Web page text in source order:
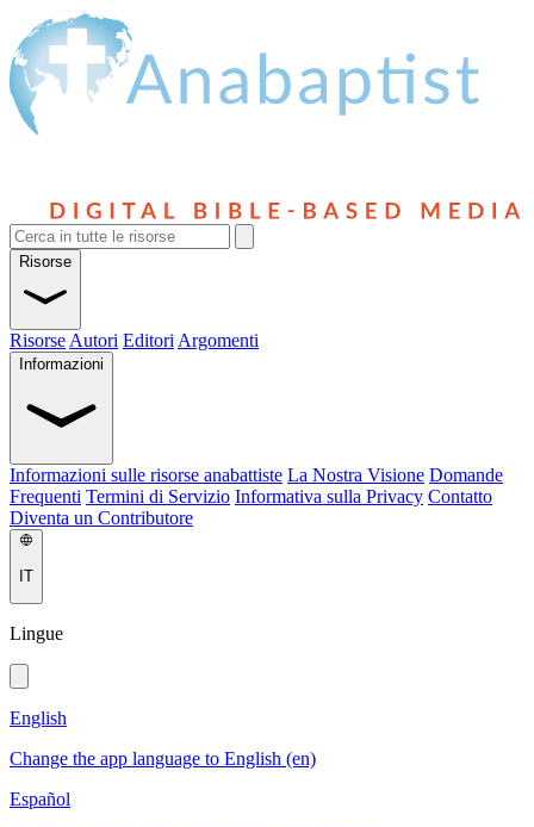
Risorse
Risorse Autori Editori Argomenti
Informazioni
Informazioni sulle risorse anabattiste La Nostra Visione Domande
Frequenti Termini di Servizio Informativa sulla Privacy Contatto
Diventa un Contributore
IT
Lingue
English
Change the app language to English (en)
Español